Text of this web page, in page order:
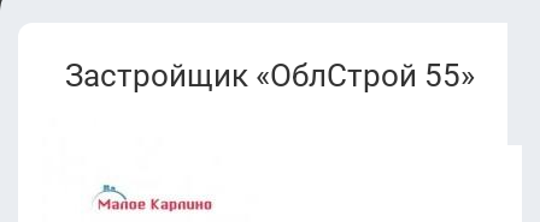
Застройщик «ОблСтрой 55»